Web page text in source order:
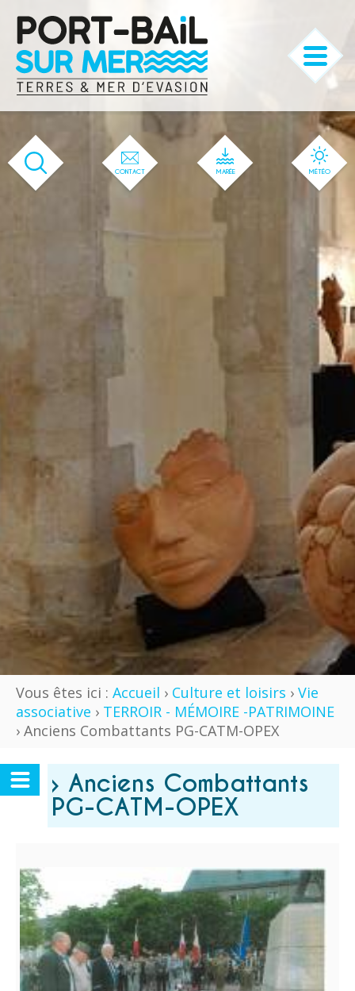
CONTACT MARÉE MÉTÉO
Vous êtes ici : Accueil › Culture et loisirs › Vie
associative › TERROIR - MÉMOIRE -PATRIMOINE
› Anciens Combattants PG-CATM-OPEX
› Anciens Combattants
PG-CATM-OPEX